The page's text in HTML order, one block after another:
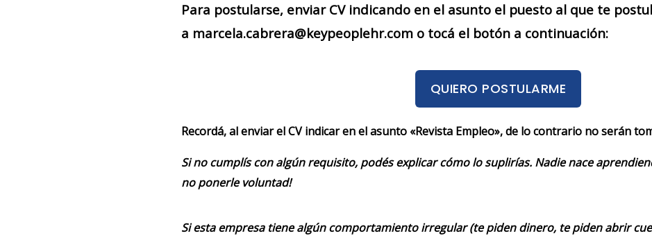
Para postularse, enviar CV indicando en el asunto el puesto al que te
a marcela.cabrera@keypeoplehr.com o tocá el botón a continuación:
QUIERO POSTULARME
Recordá, al enviar el CV indicar en el asunto «Revista Empleo», de lo contrario no serán
Si no cumplís con algún requisito, podés explicar cómo lo suplirías. Nadie nace
no ponerle voluntad!
Si esta empresa tiene algún comportamiento irregular (te piden dinero, te piden abrir